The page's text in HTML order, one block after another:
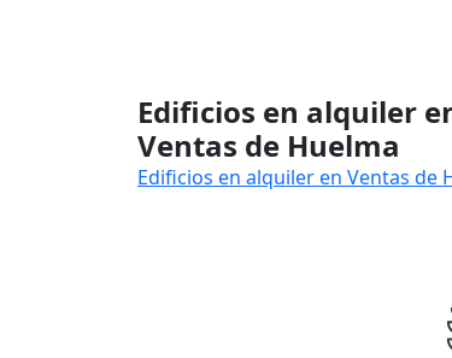
Edificios en alquiler
Ventas de Huelma
Edificios en alquiler en Ventas de